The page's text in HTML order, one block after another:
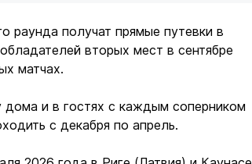
раунда получат прямые путевки в
вторых мест в сентябре
матчах.
и в гостях с каждым соперником
с декабря по апрель.